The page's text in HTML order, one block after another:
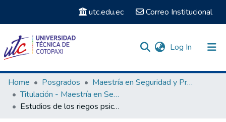
utc.edu.ec Correo Institucional
Log In (current)
Communities & Collections
Search
Home Posgrados
Maestría en Seguridad y Prevención de Riesgos del Trabajo
Titulación - Maestría en Seguridad y Prevención de Riesgos del Trabajo
Estudios de los riegos psicosociales y su incidencia en la salud de los servidores del viceministro del servicio público del ministerio del trabajo en el año 2015 y propuesta de intervención.